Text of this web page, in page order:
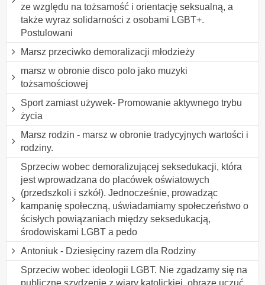
ze względu na tożsamość i orientację seksualną, a
także wyraz solidarności z osobami LGBT+.
Postulowani
Marsz przeciwko demoralizacji młodzieży
marsz w obronie disco polo jako muzyki
tożsamościowej
Sport zamiast używek- Promowanie aktywnego trybu
życia
Marsz rodzin - marsz w obronie tradycyjnych wartości i
rodziny.
Sprzeciw wobec demoralizującej seksedukacji, która
jest wprowadzana do placówek oświatowych
(przedszkoli i szkół). Jednocześnie, prowadząc
kampanię społeczną, uświadamiamy społeczeństwo o
ścisłych powiązaniach między seksedukacją,
środowiskami LGBT a pedo
Antoniuk - Dziesięciny razem dla Rodziny
Sprzeciw wobec ideologii LGBT. Nie zgadzamy się na
publiczne szydzenie z wiary katolickiej, obrazę uczuć